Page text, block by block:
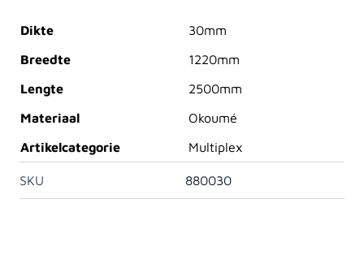
Dikte
30mm
Breedte
1220mm
Lengte
2500mm
Materiaal
Okoumé
Artikelcategorie
Multiplex
SKU 880030